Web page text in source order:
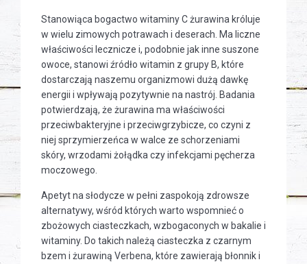
Stanowiąca bogactwo witaminy C żurawina króluje
w wielu zimowych potrawach i deserach. Ma liczne
właściwości lecznicze i, podobnie jak inne suszone
owoce, stanowi źródło witamin z grupy B, które
dostarczają naszemu organizmowi dużą dawkę
energii i wpływają pozytywnie na nastrój. Badania
potwierdzają, że żurawina ma właściwości
przeciwbakteryjne i przeciwgrzybicze, co czyni z
niej sprzymierzeńca w walce ze schorzeniami
skóry, wrzodami żołądka czy infekcjami pęcherza
moczowego.
Apetyt na słodycze w pełni zaspokoją zdrowsze
alternatywy, wśród których warto wspomnieć o
zbożowych ciasteczkach, wzbogaconych w bakalie i
witaminy. Do takich należą ciasteczka z czarnym
bzem i żurawiną Verbena, które zawierają błonnik i